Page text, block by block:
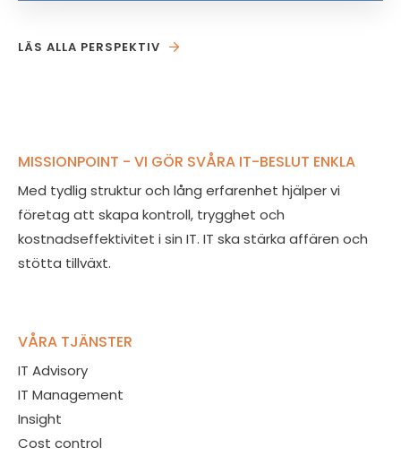
LÄS ALLA PERSPEKTIV
MISSIONPOINT - VI GÖR SVÅRA IT-BESLUT ENKLA
Med tydlig struktur och lång erfarenhet hjälper vi
företag att skapa kontroll, trygghet och
kostnadseffektivitet i sin IT. IT ska stärka affären och
stötta tillväxt.
VÅRA TJÄNSTER
IT Advisory
IT Management
Insight
Cost control